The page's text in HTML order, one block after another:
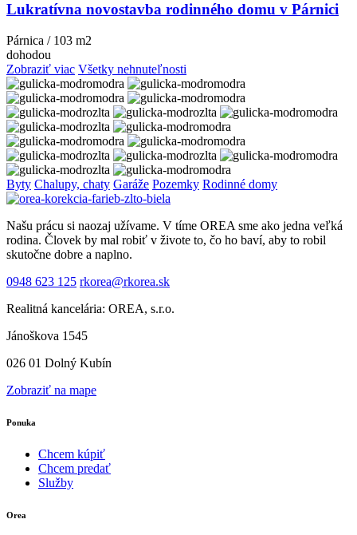
Lukratívna novostavba rodinného domu v Párnici
Párnica / 103 m2
dohodou
Zobraziť viac Všetky nehnuteľnosti
Byty Chalupy, chaty Garáže Pozemky Rodinné domy
Našu prácu si naozaj užívame. V tíme OREA sme ako jedna veľká
rodina. Človek by mal robiť v živote to, čo ho baví, aby to robil
skutočne dobre a naplno.
0948 623 125 rkorea@rkorea.sk
Realitná kancelária: OREA, s.r.o.
Jánoškova 1545
026 01 Dolný Kubín
Zobraziť na mape
Ponuka
Chcem kúpiť
Chcem predať
Služby
Orea